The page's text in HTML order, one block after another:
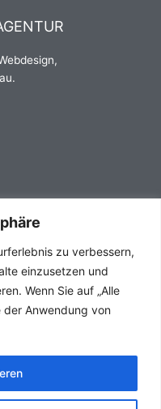
zu verbessern,
einzusetzen und
Wenn Sie auf „Alle
Anwendung von